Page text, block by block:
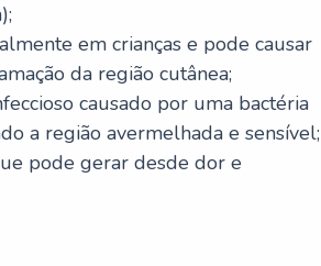
em crianças e pode causar
da região cutânea;
causado por uma bactéria
a região avermelhada e sensível;
pode gerar desde dor e